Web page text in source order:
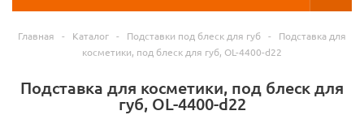
Главная - Каталог - Подставки под блеск для губ -
Подставка для
косметики, под блеск для губ, OL-4400-d22
Подставка для косметики, под блеск для
губ, OL-4400-d22